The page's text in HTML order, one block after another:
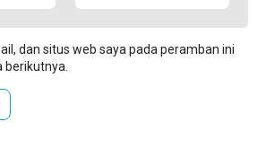
dan situs web saya pada peramban ini